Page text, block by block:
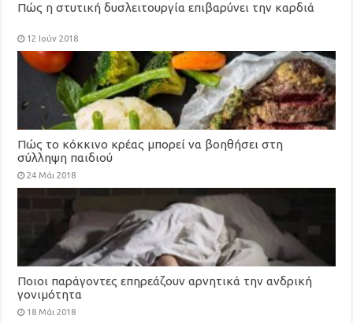
Πώς η στυτική δυσλειτουργία επιβαρύνει την καρδιά
12 Ιούν 2018
Πώς το κόκκινο κρέας μπορεί να βοηθήσει στη
σύλληψη παιδιού
24 Μάι 2018
Ποιοι παράγοντες επηρεάζουν αρνητικά την ανδρική
γονιμότητα
18 Μάι 2018